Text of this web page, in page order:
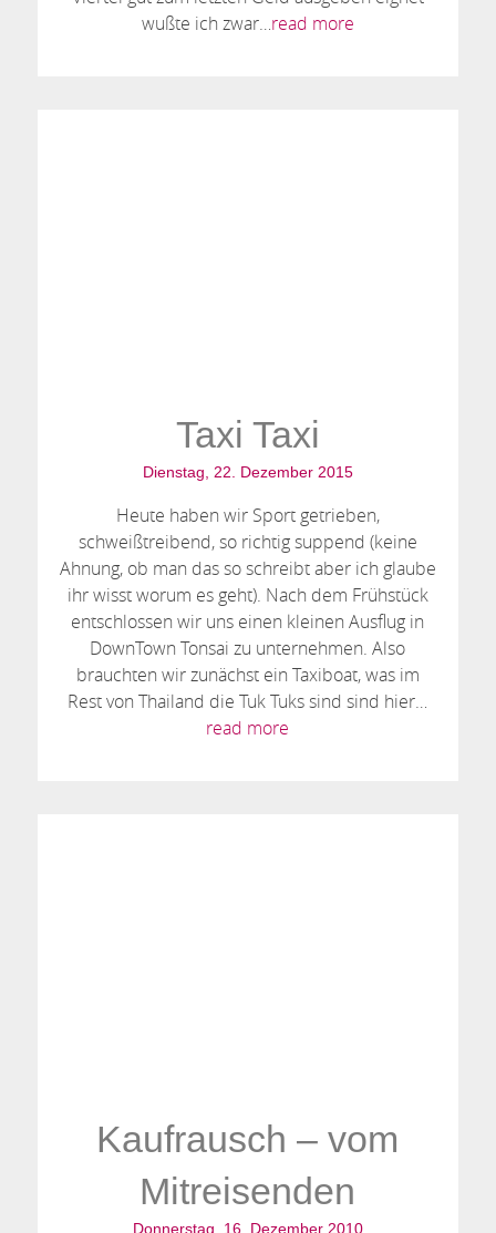
wußte ich zwar…read more
Taxi Taxi
Dienstag, 22. Dezember 2015
Heute haben wir Sport getrieben,
schweißtreibend, so richtig suppend (keine
Ahnung, ob man das so schreibt aber ich glaube
ihr wisst worum es geht). Nach dem Frühstück
entschlossen wir uns einen kleinen Ausflug in
DownTown Tonsai zu unternehmen. Also
brauchten wir zunächst ein Taxiboat, was im
Rest von Thailand die Tuk Tuks sind sind hier…
read more
Kaufrausch – vom
Mitreisenden
Donnerstag, 16. Dezember 2010